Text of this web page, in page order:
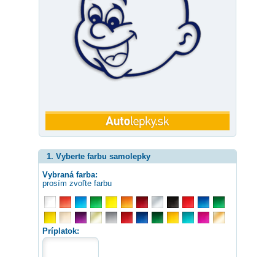
1. Vyberte farbu samolepky
Vybraná farba:
prosím zvoľte farbu
Príplatok: